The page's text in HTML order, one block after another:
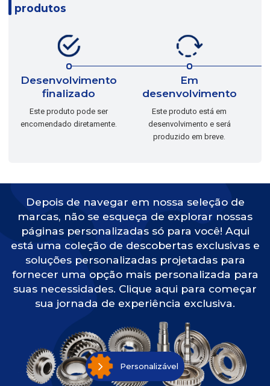
produtos
Desenvolvimento
finalizado
Este produto pode ser
encomendado diretamente.
Em
desenvolvimento
Este produto está em
desenvolvimento e será
produzido em breve.
Depois de navegar em nossa seleção de
marcas, não se esqueça de explorar nossas
páginas personalizadas só para você! Aqui
está uma coleção de descobertas exclusivas e
soluções personalizadas projetadas para
fornecer uma opção mais personalizada para
suas necessidades. Clique aqui para começar
sua jornada de experiência exclusiva.
Personalizável